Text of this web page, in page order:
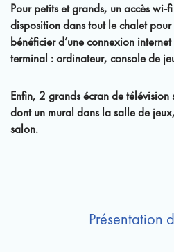
Pour petits et grands, un accès wi-
disposition dans tout le chalet pour
bénéficier d’une connexion
terminal : ordinateur, console de
Enfin, 2 grands écran de
dont un mural dans la salle de
salon.
Présentation